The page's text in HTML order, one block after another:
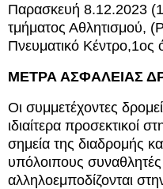
Παρασκευή 8.12.2023
τμήματος Αθλητισμού,
Πνευματικό Κέντρο,1ος
ΜΕΤΡΑ ΑΣΦΑΛΕΙΑΣ
Οι συμμετέχοντες
ιδιαίτερα προσεκτικοί
σημεία της διαδρομής
υπόλοιπους
αλληλοεμποδίζονται